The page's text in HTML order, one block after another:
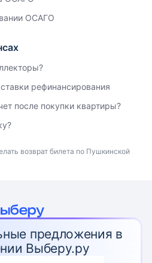
ОСАГО
рефинансирования
после покупки квартиры?
возврат билета по Пушкинской
предложения в
Выберу.ру